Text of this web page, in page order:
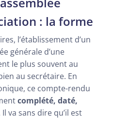
: la forme
l’établissement d’un
générale d’une
le plus souvent au
au secrétaire. En
ce compte-rendu
complété, daté,
Il va sans dire qu’il est